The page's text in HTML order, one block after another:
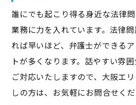
誰にでも起こり得る身近な法律
業務に力を入れています。法律
れば早いほど、弁護士ができる
トが多くなります。話やすい雰
ご対応いたしますので、大阪エ
しの方は、お気軽にお問合せくだ